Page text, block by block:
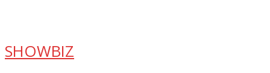
SHOWBIZ